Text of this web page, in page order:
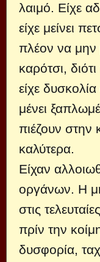
λαιμό. Είχε
είχε μείνει
πλέον να μην
καρότσι,
είχε
μένει
πιέζουν στην
καλύτερα.
Είχαν
οργάνων. Η
στις
πρίν την
δυσφορία,